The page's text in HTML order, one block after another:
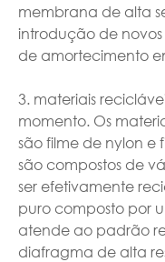
membrana de alta
introdução de
de amortecimento
3. materiais
momento. Os
são filme de nylon e
são compostos de
ser efetivamente
puro composto por
atende ao padrão
diafragma de alta